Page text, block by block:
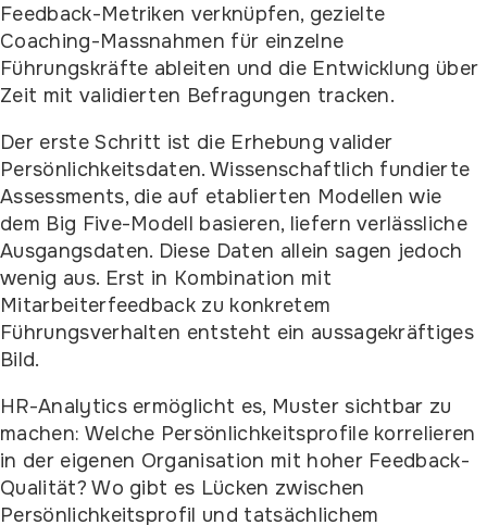
Feedback-Metriken verknüpfen, gezielte
Coaching-Massnahmen für einzelne
Führungskräfte ableiten und die Entwicklung über
Zeit mit validierten Befragungen tracken.
Der erste Schritt ist die Erhebung valider
Persönlichkeitsdaten. Wissenschaftlich fundierte
Assessments, die auf etablierten Modellen wie
dem Big Five-Modell basieren, liefern verlässliche
Ausgangsdaten. Diese Daten allein sagen jedoch
wenig aus. Erst in Kombination mit
Mitarbeiterfeedback zu konkretem
Führungsverhalten entsteht ein aussagekräftiges
Bild.
HR-Analytics ermöglicht es, Muster sichtbar zu
machen: Welche Persönlichkeitsprofile korrelieren
in der eigenen Organisation mit hoher Feedback-
Qualität? Wo gibt es Lücken zwischen
Persönlichkeitsprofil und tatsächlichem